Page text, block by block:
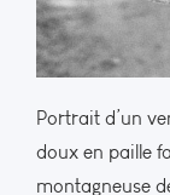
Portrait d’un
doux en paille
montagneuse